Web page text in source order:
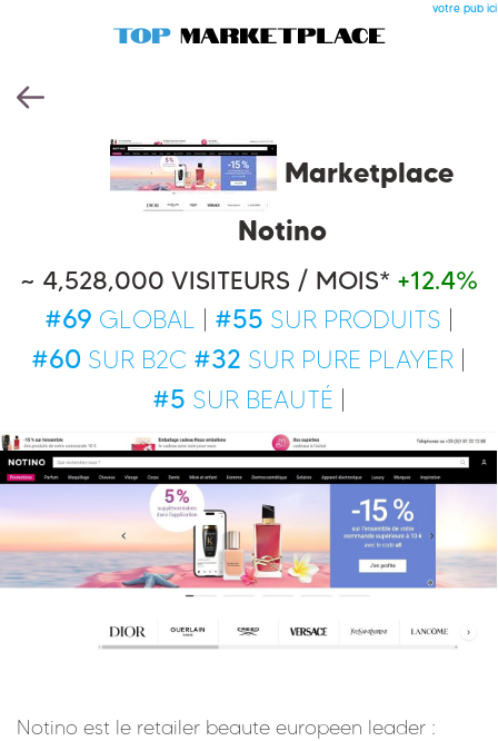
votre pub ici
Marketplace
Notino
~ 4,528,000 VISITEURS / MOIS* +12.4%
#69 GLOBAL | #55 SUR PRODUITS |
#60 SUR B2C #32 SUR PURE PLAYER |
#5 SUR BEAUTÉ |
Notino est le retailer beaute europeen leader :